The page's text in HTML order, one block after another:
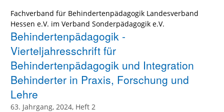
Fachverband für Behindertenpädagogik Landesverband
Hessen e.V. im Verband Sonderpädagogik e.V.
Behindertenpädagogik -
Vierteljahresschrift für
Behindertenpädagogik und Integration
Behinderter in Praxis, Forschung und
Lehre
63. Jahrgang, 2024, Heft 2